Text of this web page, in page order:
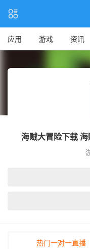
应用 游戏 资讯
海贼大冒险下载
热门一对一直播